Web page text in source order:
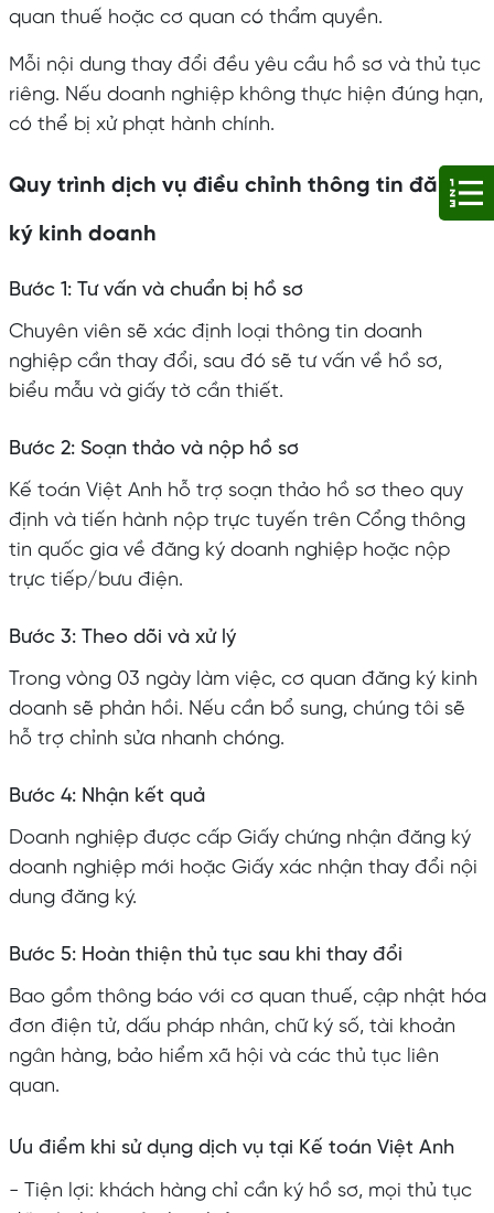
quan thuế hoặc cơ quan có thẩm quyền.
Mỗi nội dung thay đổi đều yêu cầu hồ sơ và thủ tục
riêng. Nếu doanh nghiệp không thực hiện đúng hạn,
có thể bị xử phạt hành chính.
Quy trình dịch vụ điều chỉnh thông tin đăng
ký kinh doanh
Bước 1: Tư vấn và chuẩn bị hồ sơ
Chuyên viên sẽ xác định loại thông tin doanh
nghiệp cần thay đổi, sau đó sẽ tư vấn về hồ sơ,
biểu mẫu và giấy tờ cần thiết.
Bước 2: Soạn thảo và nộp hồ sơ
Kế toán Việt Anh hỗ trợ soạn thảo hồ sơ theo quy
định và tiến hành nộp trực tuyến trên Cổng thông
tin quốc gia về đăng ký doanh nghiệp hoặc nộp
trực tiếp/bưu điện.
Bước 3: Theo dõi và xử lý
Trong vòng 03 ngày làm việc, cơ quan đăng ký kinh
doanh sẽ phản hồi. Nếu cần bổ sung, chúng tôi sẽ
hỗ trợ chỉnh sửa nhanh chóng.
Bước 4: Nhận kết quả
Doanh nghiệp được cấp Giấy chứng nhận đăng ký
doanh nghiệp mới hoặc Giấy xác nhận thay đổi nội
dung đăng ký.
Bước 5: Hoàn thiện thủ tục sau khi thay đổi
Bao gồm thông báo với cơ quan thuế, cập nhật hóa
đơn điện tử, dấu pháp nhân, chữ ký số, tài khoản
ngân hàng, bảo hiểm xã hội và các thủ tục liên
quan.
Ưu điểm khi sử dụng dịch vụ tại Kế toán Việt Anh
- Tiện lợi: khách hàng chỉ cần ký hồ sơ, mọi thủ tục